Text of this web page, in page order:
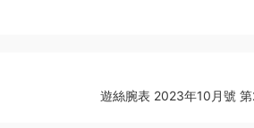
遊絲腕表 2023年10月號